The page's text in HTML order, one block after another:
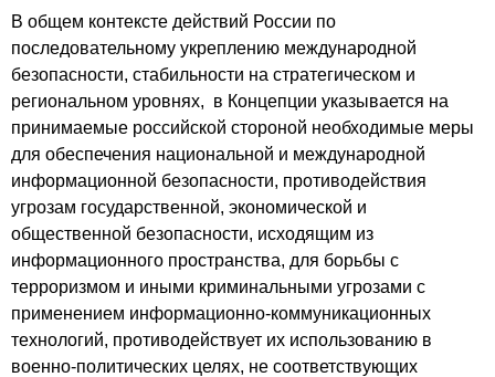
В общем контексте действий России по
последовательному укреплению международной
безопасности, стабильности на стратегическом и
региональном уровнях, в Концепции указывается на
принимаемые российской стороной необходимые меры
для обеспечения национальной и международной
информационной безопасности, противодействия
угрозам государственной, экономической и
общественной безопасности, исходящим из
информационного пространства, для борьбы с
терроризмом и иными криминальными угрозами с
применением информационно-коммуникационных
технологий, противодействует их использованию в
военно-политических целях, не соответствующих